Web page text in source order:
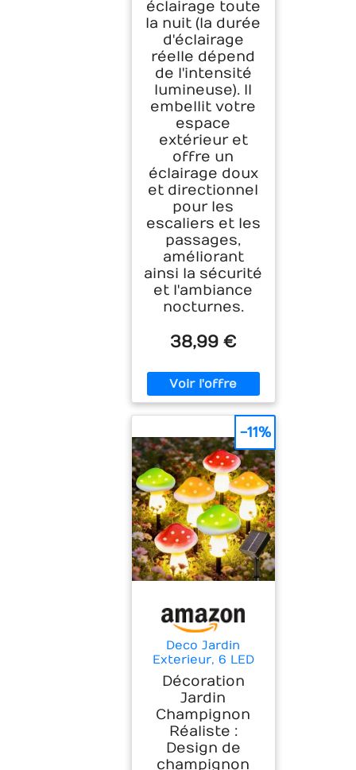
éclairage toute
la nuit (la durée
d'éclairage
réelle dépend
de l'intensité
lumineuse). Il
embellit votre
espace
extérieur et
offre un
éclairage doux
et directionnel
pour les
escaliers et les
passages,
améliorant
ainsi la sécurité
et l'ambiance
nocturnes.
38,99 €
Deco Jardin
Exterieur, 6 LED
Lampe Solaire
Jardin
Champignon
Decoration
Décoration
Jardin
Champignon
Réaliste :
Design de
champignon
-11%